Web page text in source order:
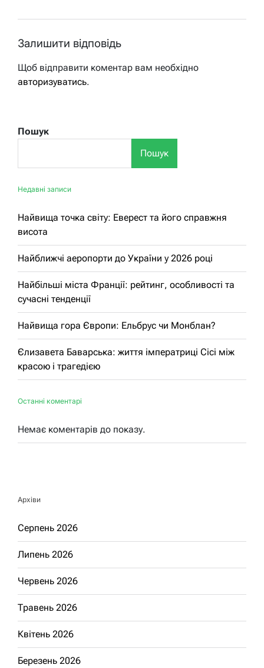
Залишити відповідь
Щоб відправити коментар вам необхідно
авторизуватись.
Пошук
Пошук
Недавні записи
Найвища точка світу: Еверест та його справжня
висота
Найближчі аеропорти до України у 2026 році
Найбільші міста Франції: рейтинг, особливості та
сучасні тенденції
Найвища гора Європи: Ельбрус чи Монблан?
Єлизавета Баварська: життя імператриці Сісі між
красою і трагедією
Останні коментарі
Немає коментарів до показу.
Архіви
Серпень 2026
Липень 2026
Червень 2026
Травень 2026
Квітень 2026
Березень 2026